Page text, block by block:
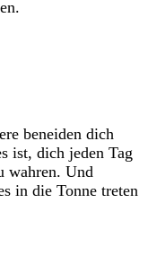
beneiden dich
ist, dich jeden Tag
wahren. Und
in die Tonne treten